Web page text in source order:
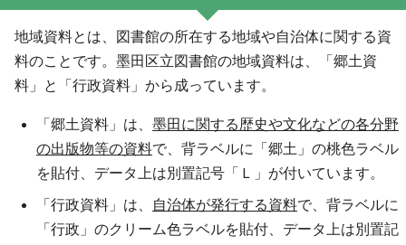
地域資料とは、図書館の所在する地域や自治体に関する資
料のことです。墨田区立図書館の地域資料は、「郷土資
料」と「行政資料」から成っています。
「郷土資料」は、 墨田に関する歴史や文化などの各分野
の出版物等の資料で、背ラベルに「郷土」の桃色ラベル
を貼付、データ上は別置記号「Ｌ」が付いています。
「行政資料」は、 自治体が発行する資料で、背ラベルに
「行政」のクリーム色ラベルを貼付、データ上は別置記